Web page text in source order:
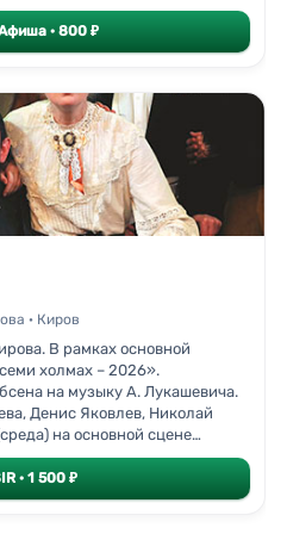
Илья Антоненко,
Александр Денисов, Алёна
спектакля проходит в
«На семи холмах»,
августа 2026 года.Начало
спектакля 2
счастливой супружеской
· 800 ₽
· Киров
В рамках основной
холмах – 2026».
на музыку А. Лукашевича.
Денис Яковлев, Николай
на основной сцене
показ трагикомедии
на музыку А.
домой с твёрдым
· 1 500 ₽